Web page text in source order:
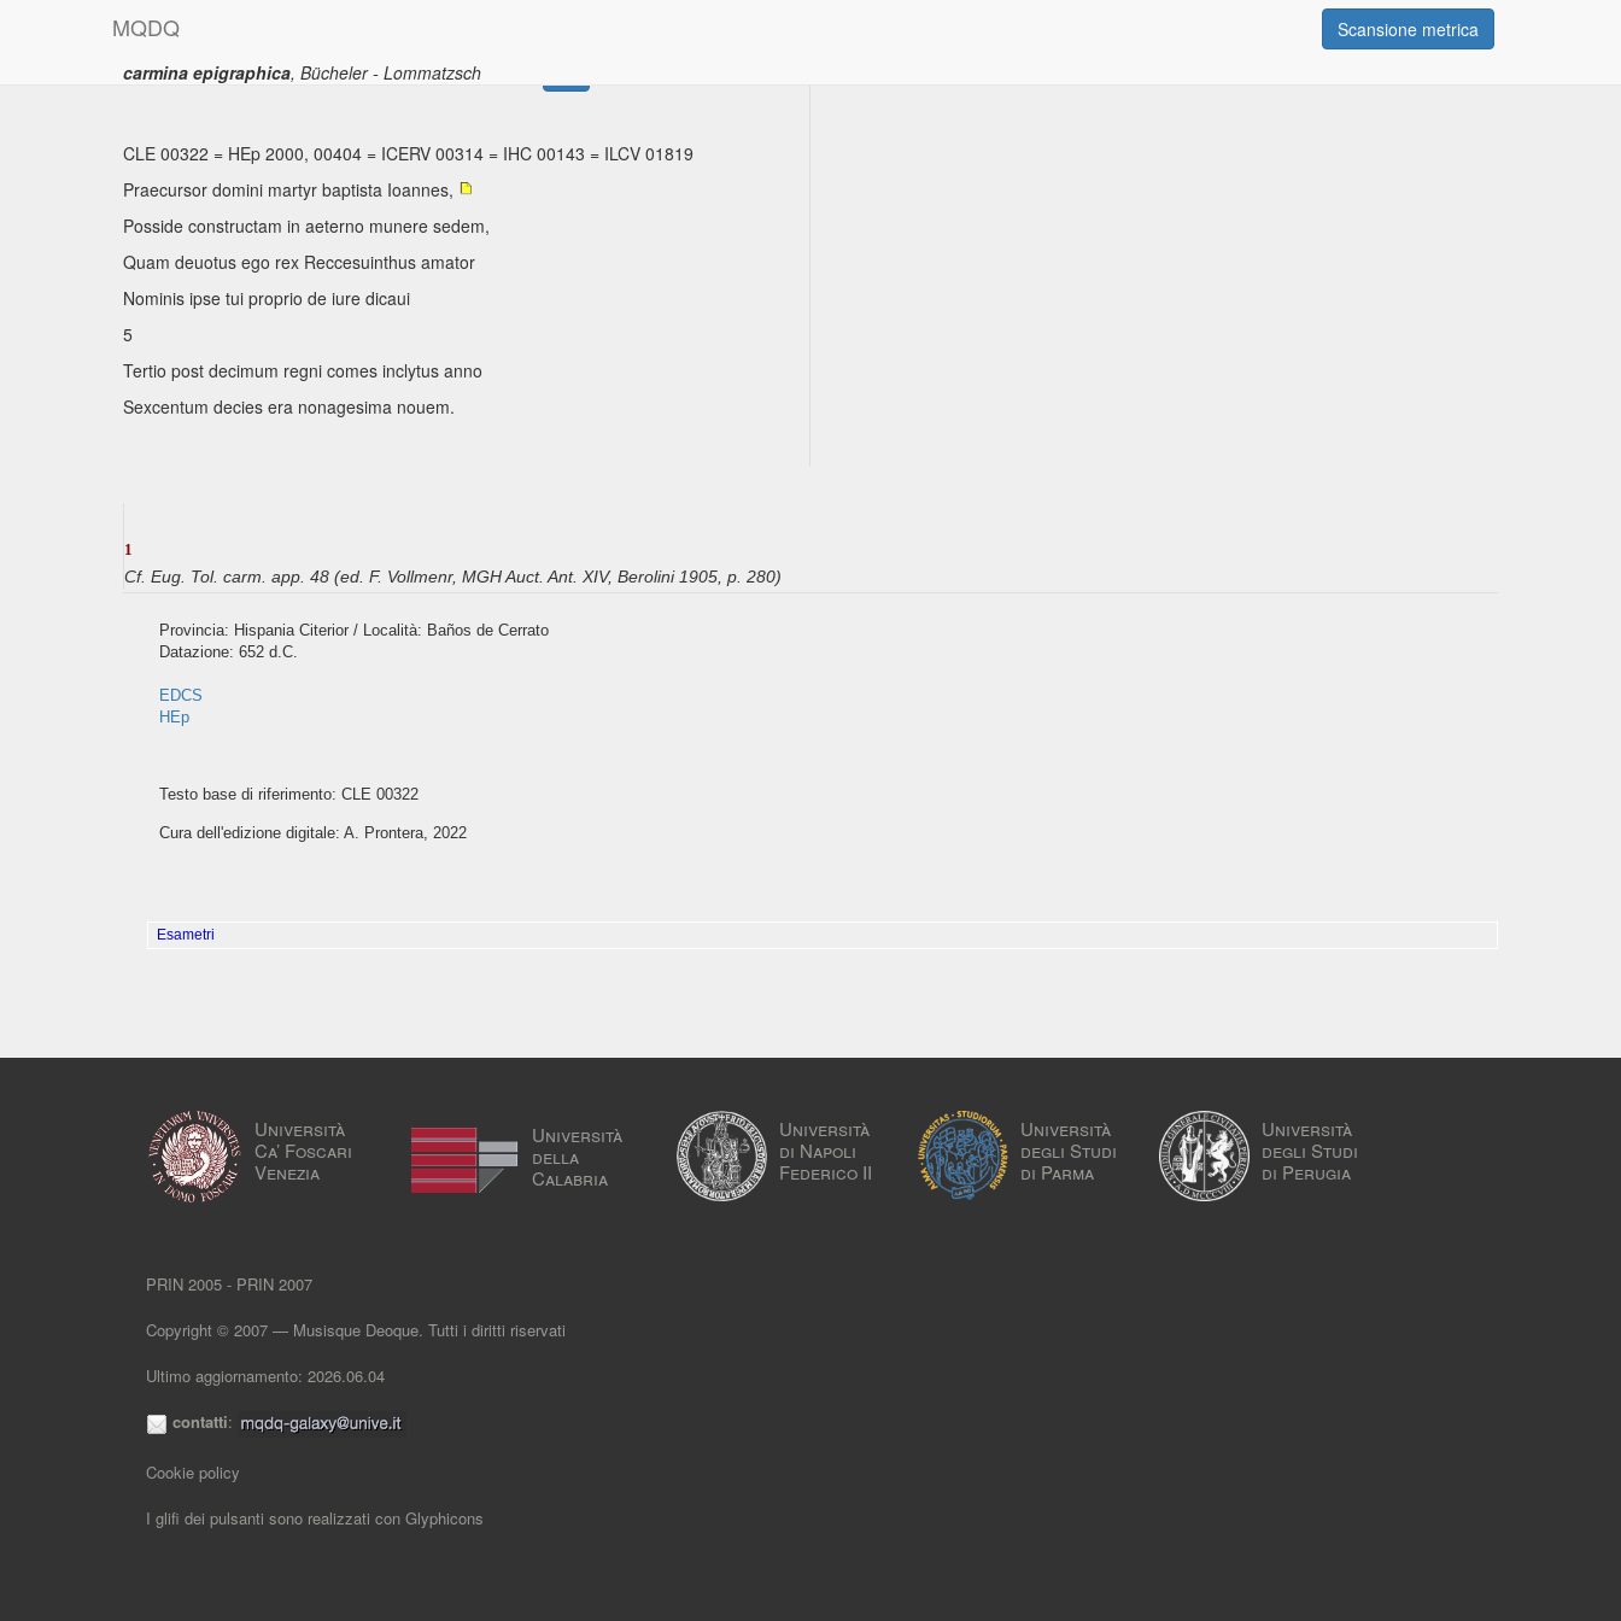
MQDQ
Scansione metrica
carmina epigraphica, Bücheler - Lommatzsch
Permalink:https://www.mqdq.it/textsce/CE|ce|0322
CLE 00322 = HEp 2000, 00404 = ICERV 00314 = IHC 00143 = ILCV 01819
Praecursor domini martyr baptista Ioannes,
Posside constructam in aeterno munere sedem,
Quam deuotus ego rex Reccesuinthus amator
Nominis ipse tui proprio de iure dicaui
5
Tertio post decimum regni comes inclytus anno
Sexcentum decies era nonagesima nouem.
1
Cf. Eug. Tol. carm. app. 48 (ed. F. Vollmenr, MGH Auct. Ant. XIV, Berolini 1905, p. 280)
Provincia: Hispania Citerior / Località: Baños de Cerrato
Datazione: 652 d.C.
EDCS
HEp
Testo base di riferimento: CLE 00322
Cura dell'edizione digitale: A. Prontera, 2022
Esametri
Università
Ca’ Foscari
Venezia
Università
della
Calabria
Università
di Napoli
Federico II
Università
degli Studi
di Parma
Università
degli Studi
di Perugia
PRIN 2005 - PRIN 2007
Copyright © 2007 — Musisque Deoque. Tutti i diritti riservati
Ultimo aggiornamento: 2026.06.04
contatti:
Cookie policy
I glifi dei pulsanti sono realizzati con Glyphicons